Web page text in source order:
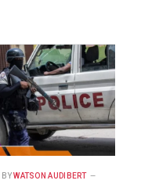
BY WATSON AUDIBERT